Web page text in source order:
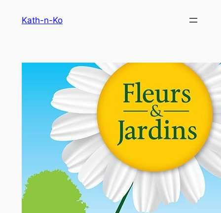
Kath-n-Ko